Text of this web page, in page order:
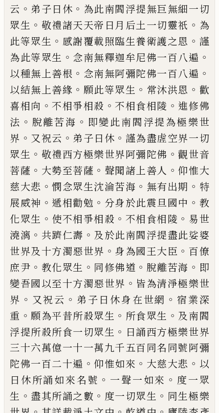
云 。 弟子日休 。 為此南閻浮提無巨無細一切
眾生 。 敬禮諸天天帝日月后土一切靈祇 。 為
此等眾生 。 感謝覆載照臨生養衛護之恩 。 謹
為此等眾生 。 念南無釋迦牟尼佛一百八遍 。
以種無上善根 。 念南無阿彌陀佛一百八遍 。
以結無上善緣 。 願此等眾生 。 常沐洪恩 。 歡
喜相向 。不相爭相殺 。不相食相陵 。 進修佛
法 。 脫離苦海 。 即變此南閻浮提為極樂世
界 。 又祝云 。 弟子日休 。 謹為盡虗空界一切
眾生 。 敬禮西方極樂世界阿彌陀佛 。觀世音
菩薩 。 大勢至菩薩 。 聲聞諸上善人 。仰惟大
慈大悲 。憫念眾生沈淪苦海 。 無有出期 。 特
展威神 。 遞相勸勉 。 分身於此震旦國中 。 教
化眾生 。 使不相爭相殺 。 不相食相陵 。 易世
澆漓 。 共躋仁壽 。 及於此南閻浮提盡此娑婆
世界及十方濁惡世界 。 身為國王大臣 。 百僚
庶尹 。 教化眾生 。 同修佛道 。 脫離苦海 。 即
變吾國以至十方濁惡世界 。 皆為清淨極樂世
界 。 又祝云 。 弟子日休身在世網 。 宿業深
重 。 願為平昔所殺眾生 。 所食眾生 。 及南閻
浮提所殺所食一切眾生 。 日誦西方極樂世界
三十六萬億一十一萬九千五百 同名同號阿彌
陀佛一百二十遍 。仰惟如來 。 大慈大悲 。 以
日休所誦如來名號 。 一聲一如來 。 度一眾
生 。 盡其所誦之數 。 度一切眾生 。 同生極樂